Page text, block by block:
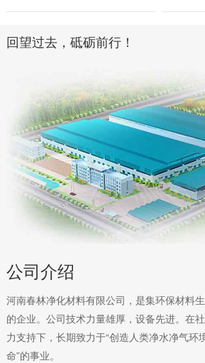
回望过去，砥砺前行！
公司介绍
河南春林净化材料有限公司，是集环保材料
的企业。公司技术力量雄厚，设备先进。在
力支持下，长期致力于“创造人类净水净气环
命”的事业。